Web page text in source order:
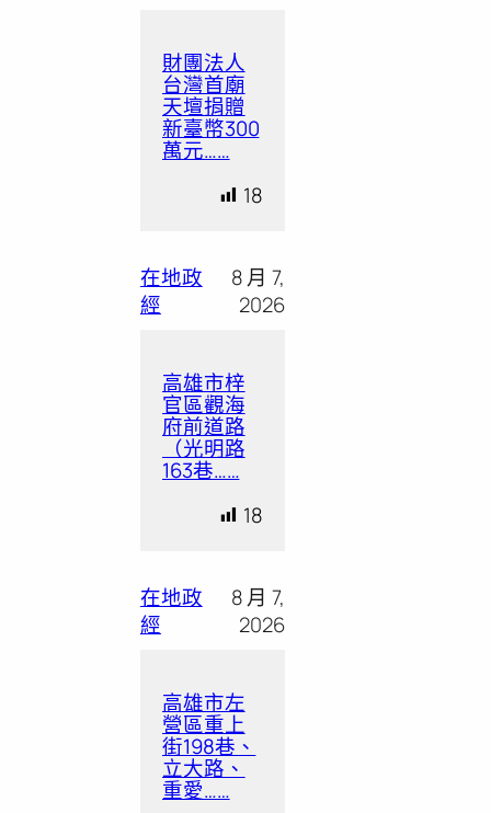
財團法人
台灣首廟
天壇捐贈
新臺幣300
萬元……
18
在地政
經
8 月 7,
2026
高雄市梓
官區觀海
府前道路
（光明路
163巷……
18
在地政
經
8 月 7,
2026
高雄市左
營區重上
街198巷、
立大路、
重愛……